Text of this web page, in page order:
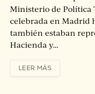
Ministerio de
celebrada en Madrid
también estaban
Hacienda y…
LEER MÁS